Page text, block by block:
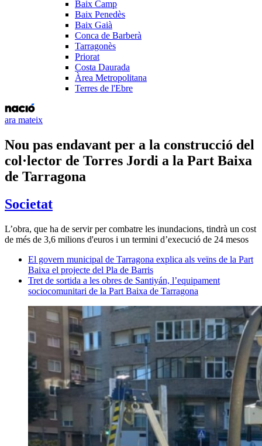
Baix Camp
Baix Penedès
Baix Gaià
Conca de Barberà
Tarragonès
Priorat
Costa Daurada
Àrea Metropolitana
Terres de l'Ebre
ara mateix
Nou pas endavant per a la construcció del
col·lector de Torres Jordi a la Part Baixa
de Tarragona
Societat
L’obra, que ha de servir per combatre les inundacions, tindrà un cost
de més de 3,6 milions d'euros i un termini d’execució de 24 mesos
El govern municipal de Tarragona explica als veïns de la Part
Baixa el projecte del Pla de Barris
Tret de sortida a les obres de Santiyán, l’equipament
sociocomunitari de la Part Baixa de Tarragona